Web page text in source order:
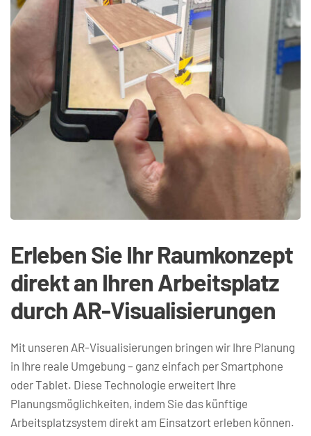
Erleben Sie Ihr Raumkonzept
direkt an Ihren Arbeitsplatz
durch AR-Visualisierungen
Mit unseren AR-Visualisierungen bringen wir Ihre Planung
in Ihre reale Umgebung – ganz einfach per Smartphone
oder Tablet. Diese Technologie erweitert Ihre
Planungsmöglichkeiten, indem Sie das künftige